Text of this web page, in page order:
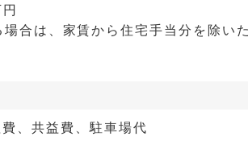
合は、家賃から住宅手当分を除い
、共益費、駐車場代